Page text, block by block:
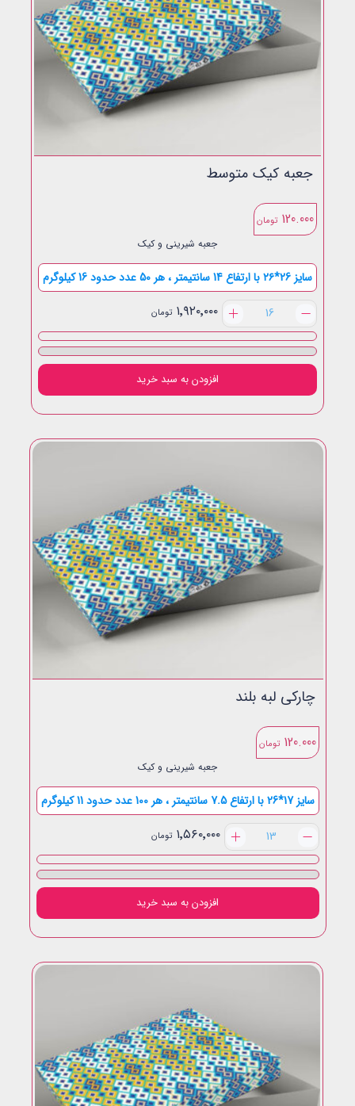
جعبه کیک متوسط
120.000 تومان
جعبه شیرینی و کیک
سایز 26*۲۶ با ارتفاع 14 سانتیمتر ، هر 50 عدد حدود 16 کیلوگرم
جعبه
کیک
متوسط
عدد
۱٬۹۲۰٬۰۰۰ تومان
افزودن به سبد خرید
چارکی لبه بلند
120.000 تومان
جعبه شیرینی و کیک
سایز 17*26 با ارتفاع 7.5 سانتیمتر ، هر 100 عدد حدود 11 کیلوگرم
چارکی
لبه
بلند
عدد
۱٬۵۶۰٬۰۰۰ تومان
افزودن به سبد خرید